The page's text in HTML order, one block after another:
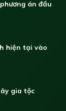
án đầu
hiện tại vào
gia tộc